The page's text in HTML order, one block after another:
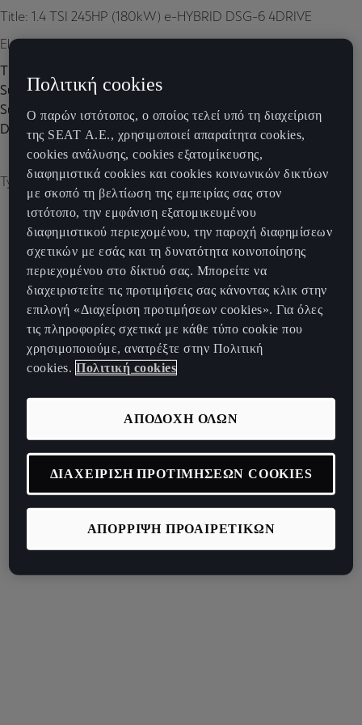
Title: 1.4 TSI 245HP (180kW) e-HYBRID DSG-6 4DRIVE
Element 1
Title:
Subtitle:
Subtitle 2:
Description:
Type of image: carousel
Πολιτική cookies
Ο παρών ιστότοπος, ο οποίος τελεί υπό τη διαχείριση
της SEAT Α.Ε., χρησιμοποιεί απαραίτητα cookies,
cookies ανάλυσης, cookies εξατομίκευσης,
διαφημιστικά cookies και cookies κοινωνικών δικτύων
με σκοπό τη βελτίωση της εμπειρίας σας στον
ιστότοπο, την εμφάνιση εξατομικευμένου
διαφημιστικού περιεχομένου, την παροχή διαφημίσεων
σχετικών με εσάς και τη δυνατότητα κοινοποίησης
περιεχομένου στο δίκτυό σας. Μπορείτε να
διαχειριστείτε τις προτιμήσεις σας κάνοντας κλικ στην
επιλογή «Διαχείριση προτιμήσεων cookies». Για όλες
τις πληροφορίες σχετικά με κάθε τύπο cookie που
χρησιμοποιούμε, ανατρέξτε στην Πολιτική
cookies. Πολιτική cookies
ΑΠΟΡΡΙΨΗ ΠΡΟΑΙΡΕΤΙΚΩΝ
ΑΠΟΔΟΧΗ ΟΛΩΝ
ΔΙΑΧΕΙΡΙΣΗ ΠΡΟΤΙΜΗΣΕΩΝ COOKIES